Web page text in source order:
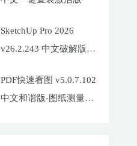
SketchUp Pro 2026
v26.2.243 中文破解版
PDF快速看图 v5.0.7.102
中文和谐版-图纸测量标